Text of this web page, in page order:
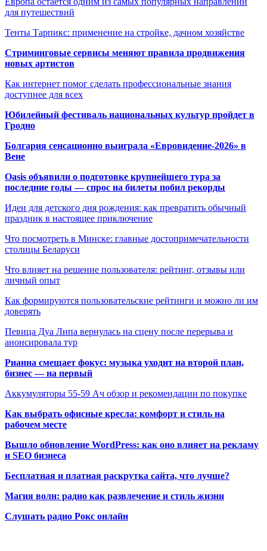
для путешествий
Тенты Тарпикс: применение на стройке, дачном хозяйстве
Стриминговые сервисы меняют правила продвижения
новых артистов
Как интернет помог сделать профессиональные знания
доступнее для всех
Юбилейный фестиваль национальных культур пройдет в
Гродно
Болгария сенсационно выиграла «Евровидение-2026» в
Вене
Oasis объявили о подготовке крупнейшего тура за
последние годы — спрос на билеты побил рекорды
Идеи для детского дня рождения: как превратить обычный
праздник в настоящее приключение
Что посмотреть в Минске: главные достопримечательности
столицы Беларуси
Что влияет на решение пользователя: рейтинг, отзывы или
личный опыт
Как формируются пользовательские рейтинги и можно ли им
доверять
Певица Дуа Липа вернулась на сцену после перерыва и
анонсировала тур
Рианна смещает фокус: музыка уходит на второй план,
бизнес — на первый
Аккумуляторы 55-59 Ач обзор и рекомендации по покупке
Как выбрать офисные кресла: комфорт и стиль на
рабочем месте
Вышло обновление WordPress: как оно влияет на рекламу
и SEO бизнеса
Бесплатная и платная раскрутка сайта, что лучше?
Магия волн: радио как развлечение и стиль жизни
Слушать радио Рокс онлайн